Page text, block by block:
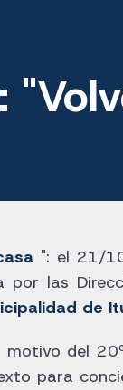
": el 21/
por las
de
del
para